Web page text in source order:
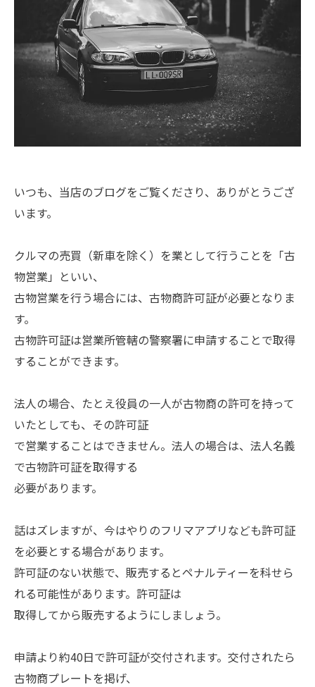
いつも、当店のブログをご覧くださり、ありがとうござ
います。
クルマの売買（新車を除く）を業として行うことを「古
物営業」といい、
古物営業を行う場合には、古物商許可証が必要となりま
す。
古物許可証は営業所管轄の警察署に申請することで取得
することができます。
法人の場合、たとえ役員の一人が古物商の許可を持って
いたとしても、その許可証
で営業することはできません。法人の場合は、法人名義
で古物許可証を取得する
必要があります。
話はズレますが、今はやりのフリマアプリなども許可証
を必要とする場合があります。
許可証のない状態で、販売するとペナルティーを科せら
れる可能性があります。許可証は
取得してから販売するようにしましょう。
申請より約40日で許可証が交付されます。交付されたら
古物商プレートを掲げ、